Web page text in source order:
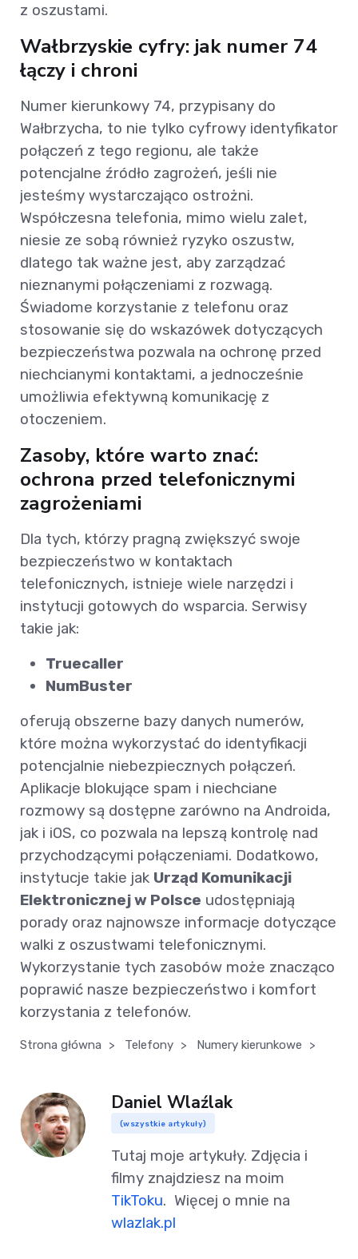
z oszustami.
Wałbrzyskie cyfry: jak numer 74
łączy i chroni
Numer kierunkowy 74, przypisany do
Wałbrzycha, to nie tylko cyfrowy identyfikator
połączeń z tego regionu, ale także
potencjalne źródło zagrożeń, jeśli nie
jesteśmy wystarczająco ostrożni.
Współczesna telefonia, mimo wielu zalet,
niesie ze sobą również ryzyko oszustw,
dlatego tak ważne jest, aby zarządzać
nieznanymi połączeniami z rozwagą.
Świadome korzystanie z telefonu oraz
stosowanie się do wskazówek dotyczących
bezpieczeństwa pozwala na ochronę przed
niechcianymi kontaktami, a jednocześnie
umożliwia efektywną komunikację z
otoczeniem.
Zasoby, które warto znać:
ochrona przed telefonicznymi
zagrożeniami
Dla tych, którzy pragną zwiększyć swoje
bezpieczeństwo w kontaktach
telefonicznych, istnieje wiele narzędzi i
instytucji gotowych do wsparcia. Serwisy
takie jak:
Truecaller
NumBuster
oferują obszerne bazy danych numerów,
które można wykorzystać do identyfikacji
potencjalnie niebezpiecznych połączeń.
Aplikacje blokujące spam i niechciane
rozmowy są dostępne zarówno na Androida,
jak i iOS, co pozwala na lepszą kontrolę nad
przychodzącymi połączeniami. Dodatkowo,
instytucje takie jak Urząd Komunikacji
Elektronicznej w Polsce udostępniają
porady oraz najnowsze informacje dotyczące
walki z oszustwami telefonicznymi.
Wykorzystanie tych zasobów może znacząco
poprawić nasze bezpieczeństwo i komfort
korzystania z telefonów.
Strona główna > Telefony > Numery kierunkowe >
Daniel Wlaźlak
(wszystkie artykuły)
Tutaj moje artykuły. Zdjęcia i
filmy znajdziesz na moim
TikToku. Więcej o mnie na
wlazlak.pl